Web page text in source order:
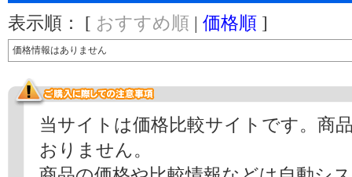
表示順： [ おすすめ順 | 価格順 ]
価格情報はありません
当サイトは価格比較サイトです。商
おりません。